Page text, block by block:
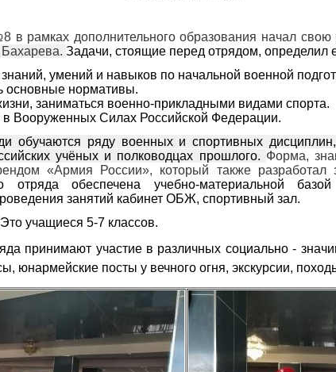
дополнительного образования начал свою
Задачи, стоящие перед отрядом, определил
умений и навыков по начальной военной
основные нормативы.
заниматься военно-­прикладными видами спорта.
в Вооруженных Силах Российской Федерации.
обучаются ряду военных и спортивных
учёных и полководцах прошлого. Форма,
«Армия России», который также
отряда обеспечена учебно-­материальной базой
занятий кабинет ОБЖ, спортивный зал.
Это учащиеся 5-7 классов.
принимают участие в различных со­циально -
юнармейские посты у вечного огня, экскурсии,